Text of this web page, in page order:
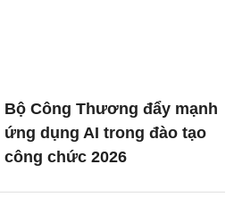
Bộ Công Thương đẩy mạnh
ứng dụng AI trong đào tạo
công chức 2026